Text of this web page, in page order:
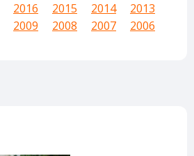
2016 2015 2014
2013
2009 2008 2007
2006